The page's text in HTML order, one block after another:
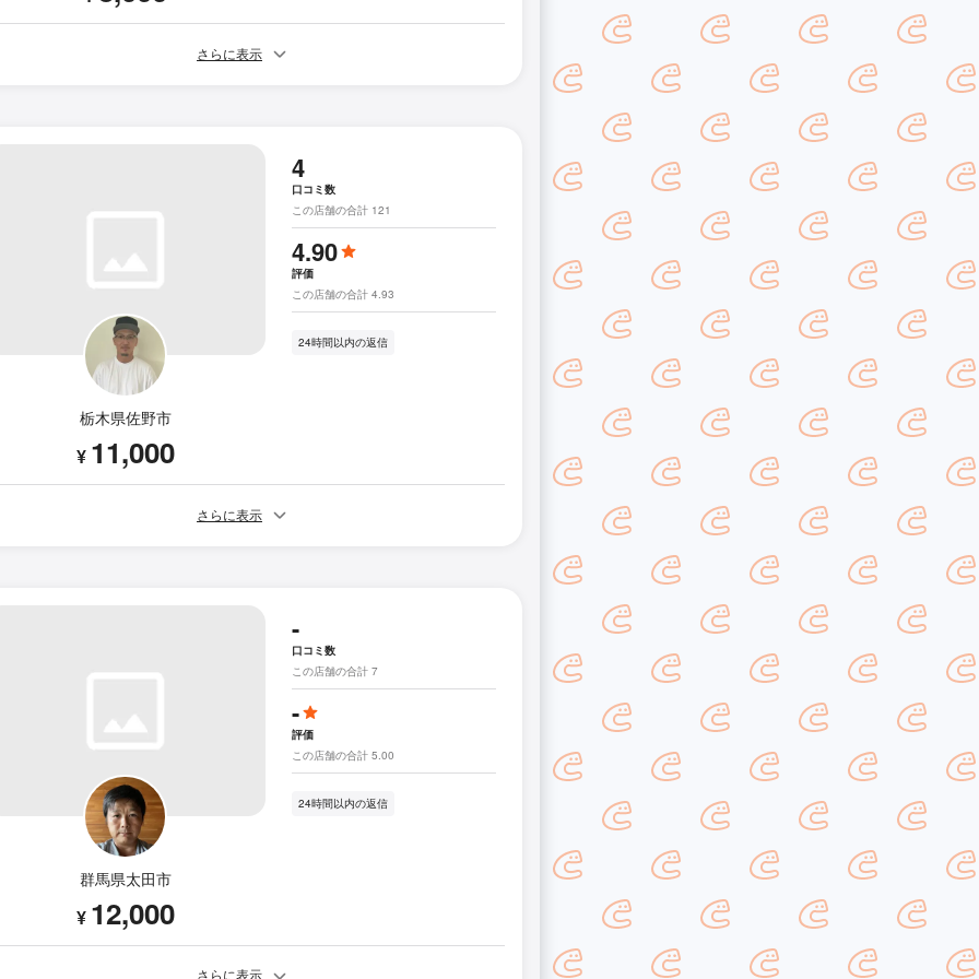
さらに表示
栃木県佐野市
¥ 11,000
4
口コミ数
この店舗の合計 121
4.90
評価
この店舗の合計 4.93
24時間以内の返信
さらに表示
群馬県太田市
¥ 12,000
-
口コミ数
この店舗の合計 7
-
評価
この店舗の合計 5.00
24時間以内の返信